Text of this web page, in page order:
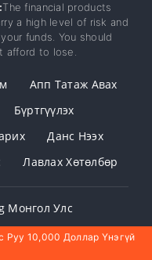
The financial products
a high level of risk and
funds. You should
afford to lose.
Апп Татаж Авах
Бүртгүүлэх
Данс Нээх
Лавлах Хөтөлбөр
Монгол Улс
Руу 10,000 Доллар Үнэгүй